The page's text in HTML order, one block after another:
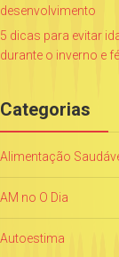
desenvolvimento
5 dicas para evitar
durante o inverno e
Categorias
Alimentação
AM no O Dia
Autoestima